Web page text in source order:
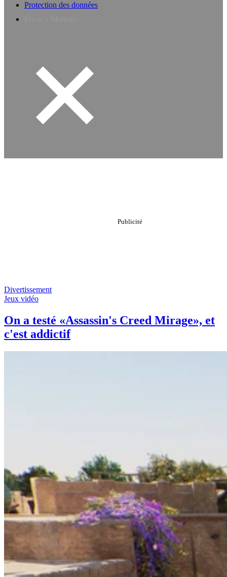
Protection des données
Divertissement
Jeux vidéo
On a testé «Assassin's Creed Mirage», et
c'est addictif